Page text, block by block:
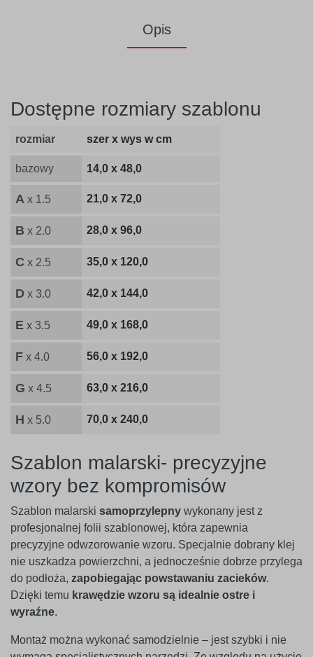
Opis
Dostępne rozmiary szablonu
rozmiar szer x wys w cm
bazowy 14,0 x 48,0
A x 1.5 21,0 x 72,0
B x 2.0 28,0 x 96,0
C x 2.5 35,0 x 120,0
D x 3.0 42,0 x 144,0
E x 3.5 49,0 x 168,0
F x 4.0 56,0 x 192,0
G x 4.5 63,0 x 216,0
H x 5.0 70,0 x 240,0
Szablon malarski- precyzyjne
wzory bez kompromisów
Szablon malarski samoprzylepny wykonany jest z
profesjonalnej folii szablonowej, która zapewnia
precyzyjne odwzorowanie wzoru. Specjalnie dobrany klej
nie uszkadza powierzchni, a jednocześnie dobrze przylega
do podłoża, zapobiegając powstawaniu zacieków.
Dzięki temu krawędzie wzoru są idealnie ostre i
wyraźne.
Montaż można wykonać samodzielnie – jest szybki i nie